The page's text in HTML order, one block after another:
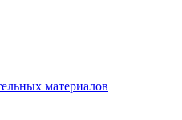
материалов